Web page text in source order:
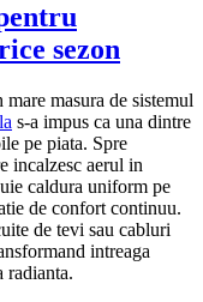
sezon
masura de sistemul
s-a impus ca una dintre
pe piata. Spre
incalzesc aerul in
caldura uniform pe
de confort continuu.
de tevi sau cabluri
intreaga
radianta.